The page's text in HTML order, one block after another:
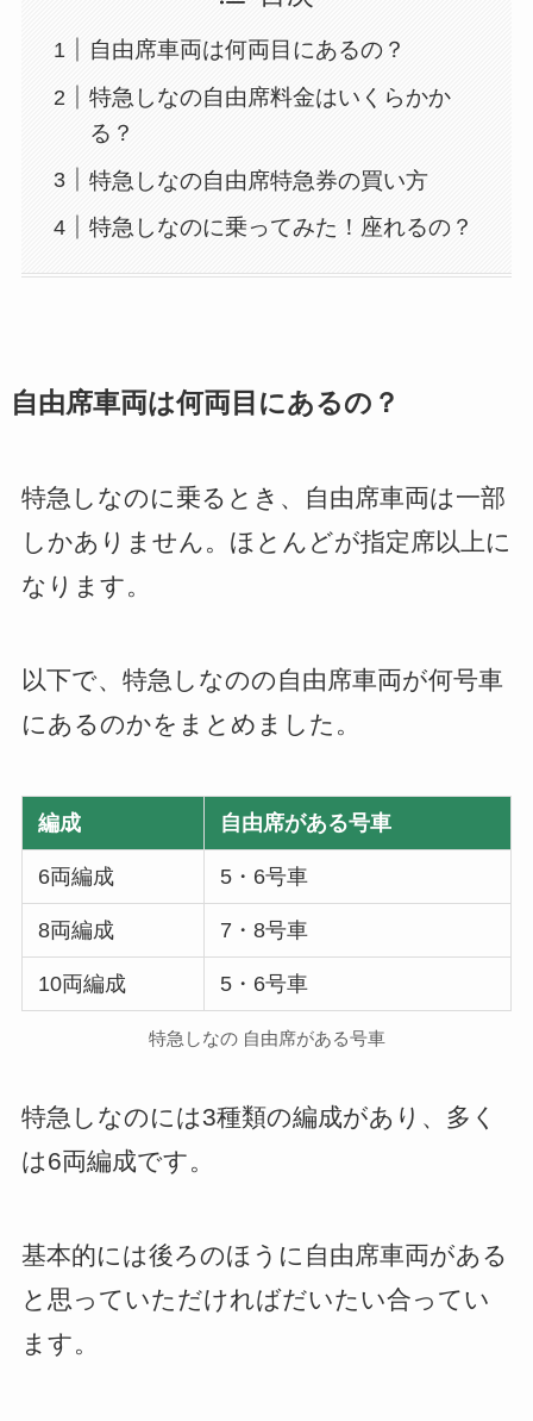
自由席車両は何両目にあるの？
特急しなの自由席料金はいくらかか
る？
特急しなの自由席特急券の買い方
特急しなのに乗ってみた！座れるの？
自由席車両は何両目にあるの？
特急しなのに乗るとき、自由席車両は一部
しかありません。ほとんどが指定席以上に
なります。
以下で、特急しなのの自由席車両が何号車
にあるのかをまとめました。
編成 自由席がある号車
6両編成 5・6号車
8両編成 7・8号車
10両編成 5・6号車
特急しなの 自由席がある号車
特急しなのには3種類の編成があり、多く
は6両編成です。
基本的には後ろのほうに自由席車両がある
と思っていただければだいたい合ってい
ます。